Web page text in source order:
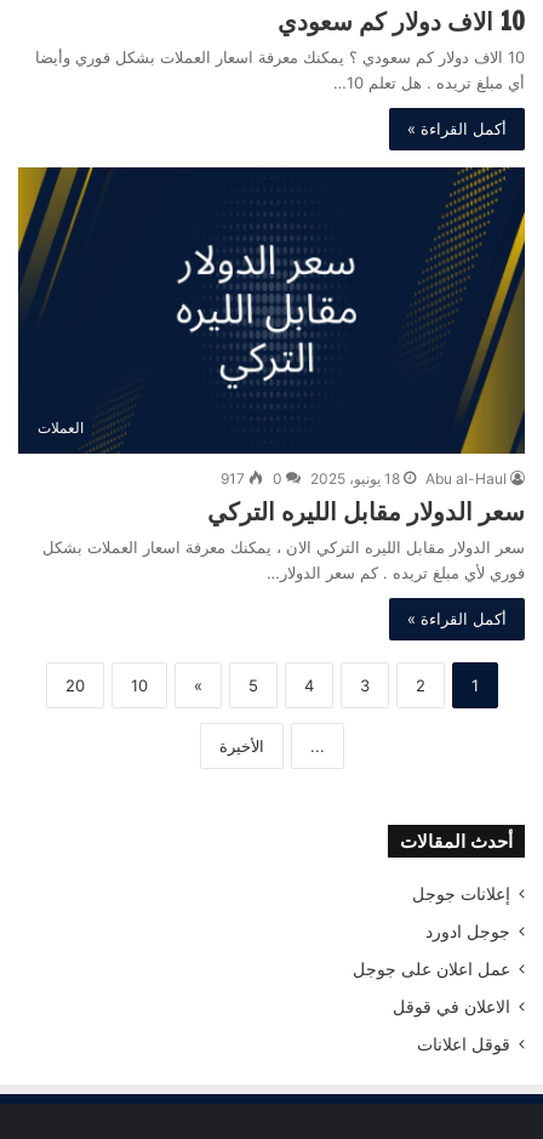
10 الاف دولار كم سعودي
10 الاف دولار كم سعودي ؟ يمكنك معرفة اسعار العملات بشكل فوري وأيضا
أي مبلغ تريده . هل تعلم 10…
أكمل القراءة »
العملات
Abu al-Haul 18 يونيو، 2025 0
917
سعر الدولار مقابل الليره التركي
سعر الدولار مقابل الليره التركي الان ، يمكنك معرفة اسعار العملات بشكل
فوري لأي مبلغ تريده . كم سعر الدولار…
أكمل القراءة »
1
2
3
4
5
»
10
20
... الأخيرة
أحدث المقالات
إعلانات جوجل
جوجل ادورد
عمل اعلان على جوجل
الاعلان في قوقل
قوقل اعلانات